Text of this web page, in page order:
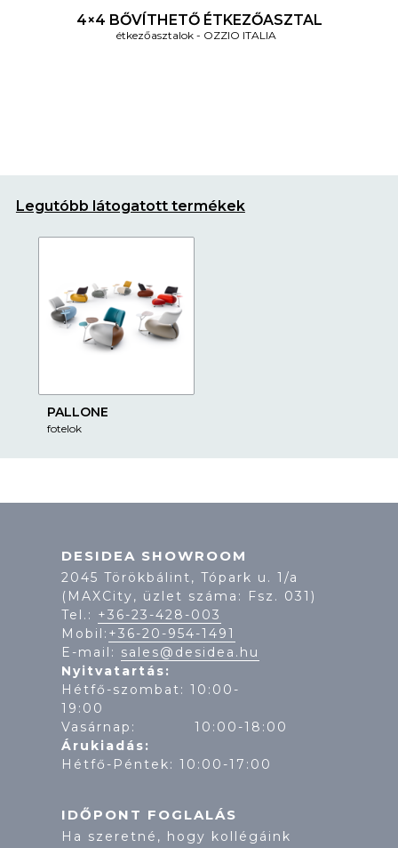
4×4 BŐVÍTHETŐ ÉTKEZŐASZTAL
étkezőasztalok OZZIO ITALIA
Legutóbb látogatott termékek
PALLONE
fotelok
DESIDEA SHOWROOM
2045 Törökbálint, Tópark u. 1/a
(MAXCity, üzlet száma: Fsz. 031)
Tel.: +36-23-428-003
Mobil: +36-20-954-1491
E-mail: sales@desidea.hu
Nyitvatartás:
Hétfő-szombat: 10:00-
Vasárnap: 10:00-18:00
Árukiadás:
Hétfő-Péntek: 10:00-17:00
IDŐPONT FOGLALÁS
Ha szeretné, hogy kollégáink